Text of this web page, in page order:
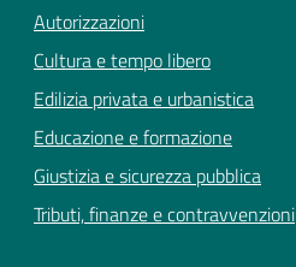
Autorizzazioni
Cultura e tempo libero
Edilizia privata e urbanistica
Educazione e formazione
Giustizia e sicurezza pubblica
Tributi, finanze e contravvenzioni